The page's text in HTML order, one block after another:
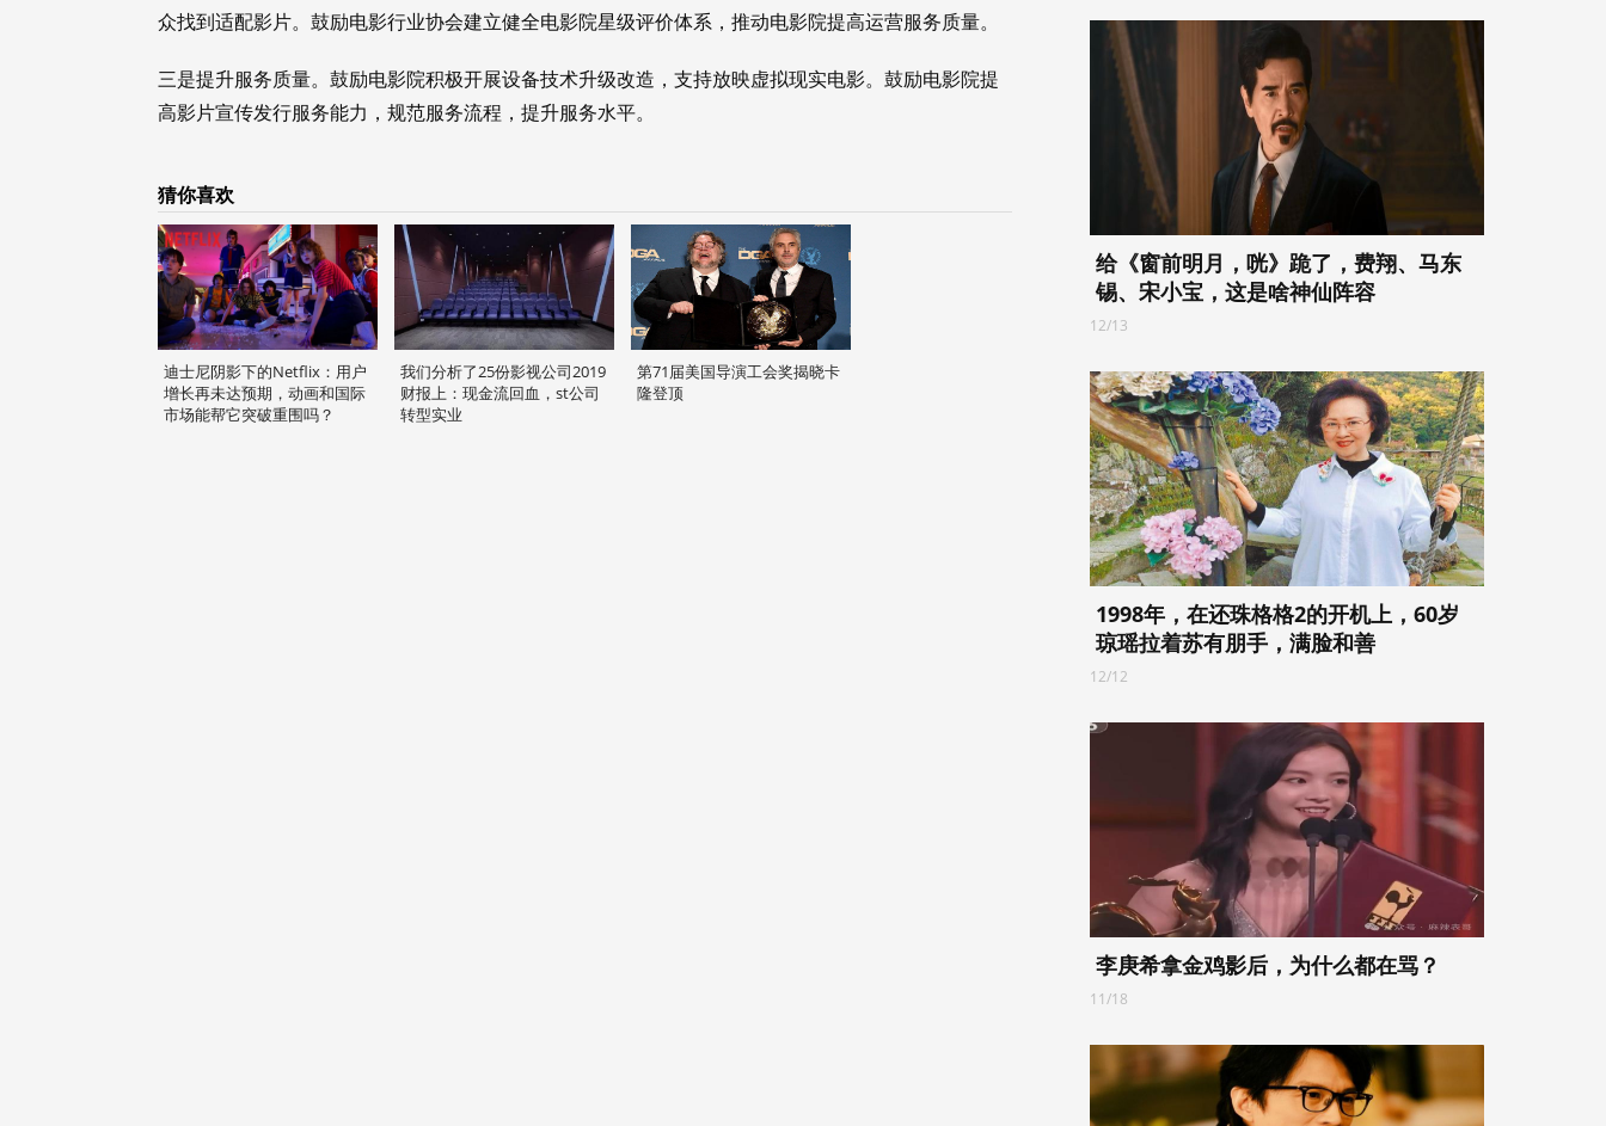
众找到适配影片。鼓励电影行业协会建立健全电影院星级评价体系，推动电影院提高运营服务质量。
三是提升服务质量。鼓励电影院积极开展设备技术升级改造，支持放映虚拟现实电影。鼓励电影院提
高影片宣传发行服务能力，规范服务流程，提升服务水平。
猜你喜欢
迪士尼阴影下的Netflix：用户
增长再未达预期，动画和国际
市场能帮它突破重围吗？
我们分析了25份影视公司2019
财报上：现金流回血，st公司
转型实业
第71届美国导演工会奖揭晓卡
隆登顶
给《窗前明月，咣》跪了，费翔、马东
锡、宋小宝，这是啥神仙阵容
12/13
1998年，在还珠格格2的开机上，60岁
琼瑶拉着苏有朋手，满脸和善
12/12
李庚希拿金鸡影后，为什么都在骂？
11/18